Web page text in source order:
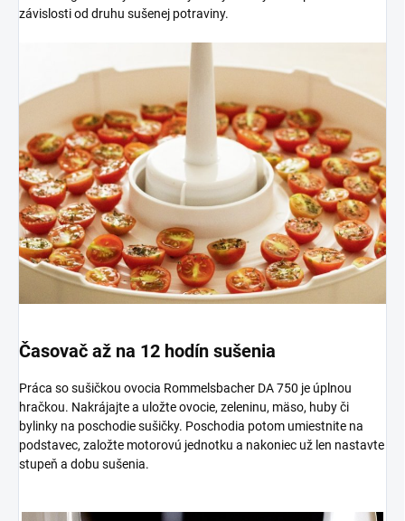
závislosti od druhu sušenej potraviny.
Časovač až na 12 hodín sušenia
Práca so sušičkou ovocia Rommelsbacher DA 750 je úplnou
hračkou. Nakrájajte a uložte ovocie, zeleninu, mäso, huby či
bylinky na poschodie sušičky. Poschodia potom umiestnite na
podstavec, založte motorovú jednotku a nakoniec už len nastavte
stupeň a dobu sušenia.